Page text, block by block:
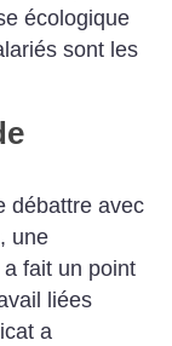
écologique
sont les
débattre avec
une
fait un point
liées
a